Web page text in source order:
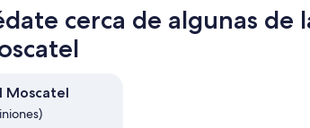
cerca de algunas de
Moscatel